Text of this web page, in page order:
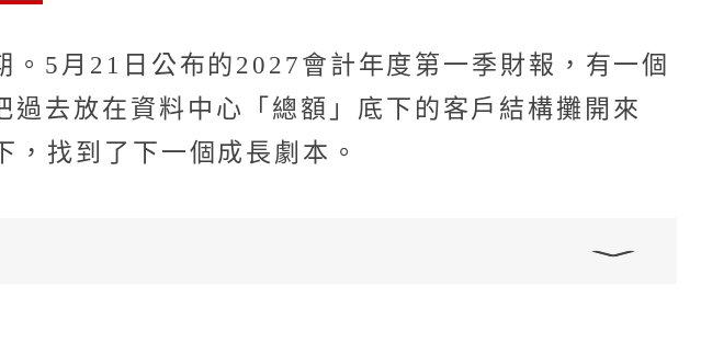
5月21日公布的2027會計年度第一季財報，有一個
去放在資料中心「總額」底下的客戶結構攤開來
找到了下一個成長劇本。